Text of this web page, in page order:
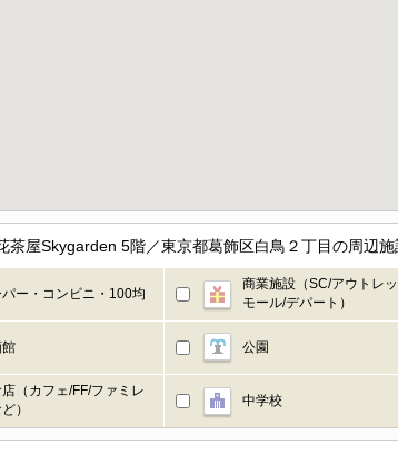
茶屋Skygarden 5階／東京都葛飾区白鳥２丁目の周辺
パー・コンビニ・100均
商業施設（SC/アウトレッ
モール/デパート）
館 公園
（カフェ/FF/ファミレ
）
中学校